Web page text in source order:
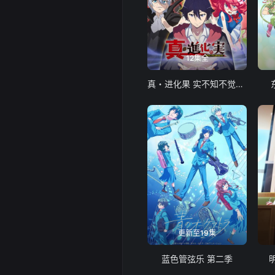
12集全
真・进化果 实不知不觉踏上胜利的人生
更新至19集
蓝色管弦乐 第二季